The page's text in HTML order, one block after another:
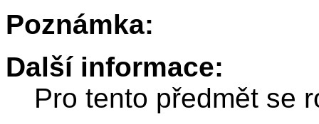
Poznámka:
Další informace:
Pro tento předmět se